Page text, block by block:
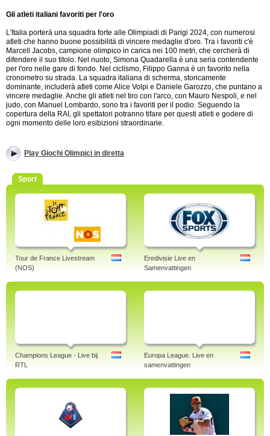
Gli atleti italiani favoriti per l'oro
L'Italia porterà una squadra forte alle Olimpiadi di Parigi 2024, con numerosi
atleti che hanno buone possibilità di vincere medaglie d'oro. Tra i favoriti c'è
Marcell Jacobs, campione olimpico in carica nei 100 metri, che cercherà di
difendere il suo titolo. Nel nuoto, Simona Quadarella è una seria contendente
per l'oro nelle gare di fondo. Nel ciclismo, Filippo Ganna è un favorito nella
cronometro su strada. La squadra italiana di scherma, storicamente
dominante, includerà atleti come Alice Volpi e Daniele Garozzo, che puntano a
vincere medaglie. Anche gli atleti nel tiro con l'arco, con Mauro Nespoli, e nel
judo, con Manuel Lombardo, sono tra i favoriti per il podio. Seguendo la
copertura della RAI, gli spettatori potranno tifare per questi atleti e godere di
ogni momento delle loro esibizioni straordinarie.
Play Giochi Olimpici in diretta
Sport
Tour de France Livestream
(NOS)
Eredivisie Live en
Samenvattingen
Champions League - Live bij
RTL
Europa League. Live en
samenvattingen